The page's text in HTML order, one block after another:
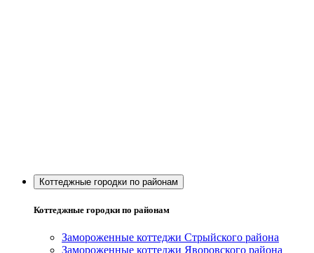
Коттеджные городки по районам
Коттеджные городки по районам
Замороженные коттеджи Стрыйского района
Замороженные коттеджи Яворовского района